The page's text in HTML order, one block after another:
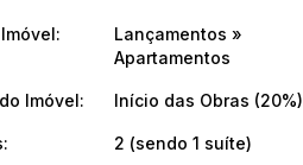
Lançamentos»
Apartamentos
Imóvel: Início das Obras (20%)
2 (sendo 1 suíte)